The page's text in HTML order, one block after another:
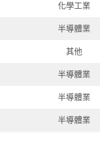
化學工業
半導體業
其他
半導體業
半導體業
半導體業